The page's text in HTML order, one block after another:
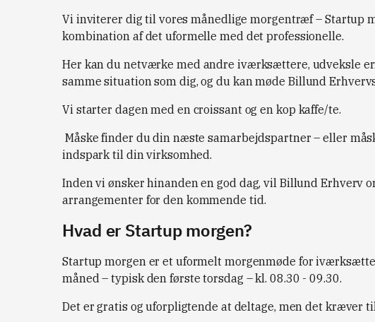
Vi inviterer dig til vores månedlige morgentræf – Startup
kombination af det uformelle med det professionelle.
Her kan du netværke med andre iværksættere, udveksle
samme situation som dig, og du kan møde Billund
Vi starter dagen med en croissant og en kop kaffe/te.
Måske finder du din næste samarbejdspartner – eller
indspark til din virksomhed.
Inden vi ønsker hinanden en god dag, vil Billund Erhverv
arrangementer for den kommende tid.
Hvad er Startup morgen?
Startup morgen er et uformelt morgenmøde for
måned – typisk den første torsdag – kl. 08.30 - 09.30.
Det er gratis og uforpligtende at deltage, men det kræver